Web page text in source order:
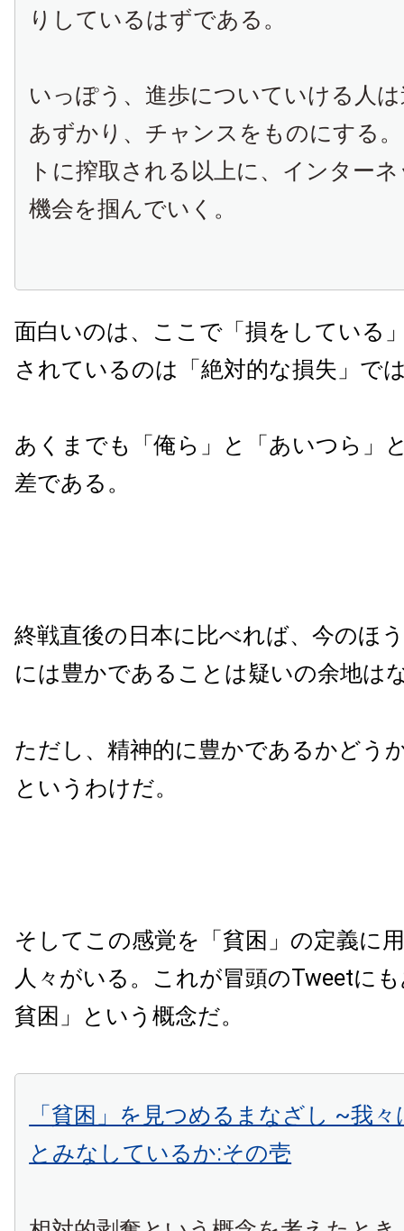
りしているはずである。
いっぽう、進歩についていける人
あずかり、チャンスをものにする
トに搾取される以上に、インター
機会を掴んでいく。
面白いのは、ここで「損をしている
されているのは「絶対的な損失」で
あくまでも「俺ら」と「あいつら」
差である。
終戦直後の日本に比べれば、今のほ
には豊かであることは疑いの余地は
ただし、精神的に豊かであるかどう
というわけだ。
そしてこの感覚を「貧困」の定義に
人々がいる。これが冒頭のTweetに
貧困」という概念だ。
「貧困」を見つめるまなざし ~我
とみなしているか:その壱